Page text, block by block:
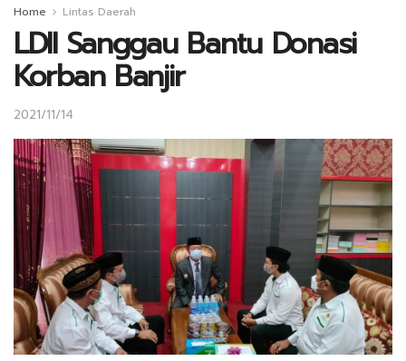
Home Lintas Daerah
LDII Sanggau Bantu Donasi
Korban Banjir
2021/11/14